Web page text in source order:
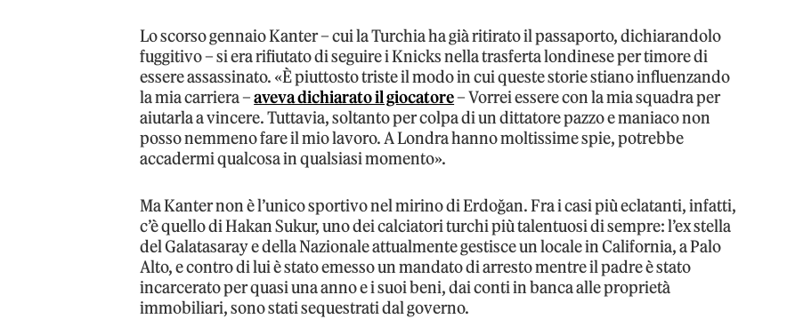
Lo scorso gennaio Kanter – cui la Turchia ha già ritirato il passaporto, dichiarandolo
fuggitivo – si era rifiutato di seguire i Knicks nella trasferta londinese per timore di
essere assassinato. «È piuttosto triste il modo in cui queste storie stiano influenzando
la mia carriera –aveva dichiarato il giocatore– Vorrei essere con la mia squadra per
aiutarla a vincere. Tuttavia, soltanto per colpa di un dittatore pazzo e maniaco non
posso nemmeno fare il mio lavoro. A Londra hanno moltissime spie, potrebbe
accadermi qualcosa in qualsiasi momento».
Ma Kanter non è l’unico sportivo nel mirino di Erdoğan. Fra i casi più eclatanti, infatti,
c’è quello di Hakan Sukur, uno dei calciatori turchi più talentuosi di sempre: l’ex stella
del Galatasaray e della Nazionale attualmente gestisce un locale in California, a Palo
Alto, e contro di lui è stato emesso un mandato di arresto mentre il padre è stato
incarcerato per quasi una anno e i suoi beni, dai conti in banca alle proprietà
immobiliari, sono stati sequestrati dal governo.